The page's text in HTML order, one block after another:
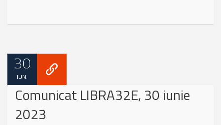
30
IUN.
Comunicat LIBRA32E, 30 iunie
2023